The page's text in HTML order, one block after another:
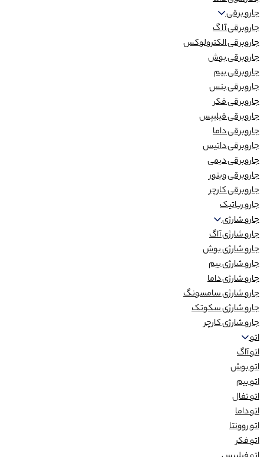
جارو برقی
جاروبرقی آ ا گ
جاروبرقی الکترولوکس
جاروبرقی بوش
جاروبرقی بیم
جاروبرقی بنس
جاروبرقی فکر
جاروبرقی فیلیپس
جاروبرقی داما
جاروبرقی داتیس
جاروبرقی دیمی
جاروبرقی ویتور
جاروبرقی کارچر
جارو رباتیک
جارو شارژی
جارو شارژی آاگ
جارو شارژی بوش
جارو شارژی بیم
جارو شارژی داما
جارو شارژی سامسونگ
جارو شارژی سکوتک
جارو شارژی کارچر
اتو
اتو آاگ
اتو بوش
اتو بیم
اتو تفال
اتو داما
اتو روونتا
اتو فکر